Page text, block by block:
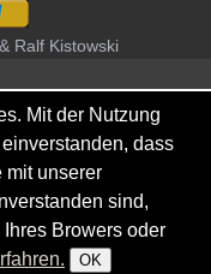
Ralf Kistowski
Mit der Nutzung
dass
mit unserer
sind,
Browers oder
OK